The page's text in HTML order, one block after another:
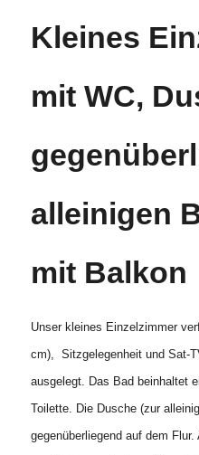
Kleines
mit WC,
alleinigen
mit Balkon
Unser kleines Einzelzimmer
cm), Sitzgelegenheit und Sat-
ausgelegt. Das Bad beinhaltet
Toilette. Die Dusche (zur
gegenüberliegend auf dem